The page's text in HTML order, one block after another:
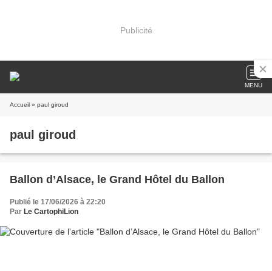
Publicité
MENU
Accueil » paul giroud
paul giroud
Ballon d’Alsace, le Grand Hôtel du Ballon
Publié le 17/06/2026 à 22:20
Par Le CartophiLion